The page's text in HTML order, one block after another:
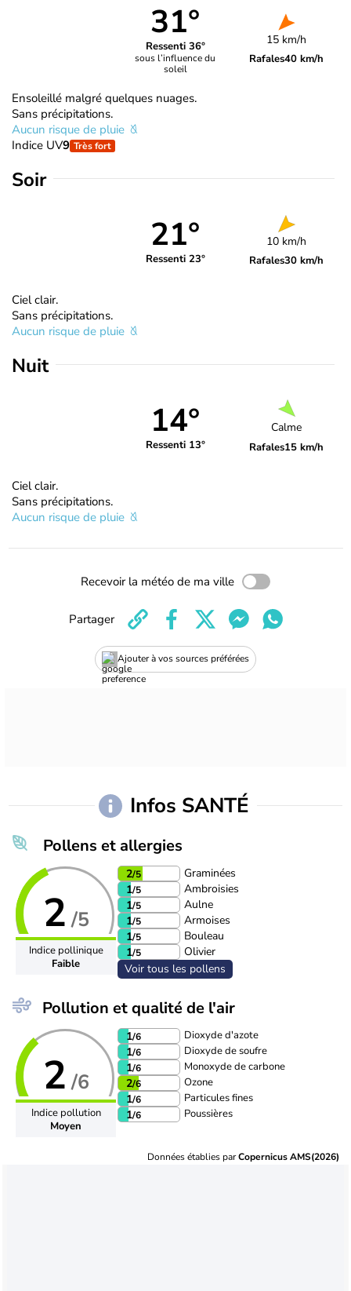
31°
Ressenti 36°
sous l’influence du
soleil
15 km/h
Rafales40 km/h
Ensoleillé malgré quelques nuages.
Sans précipitations.
Aucun risque de pluie
Indice UV9 Très fort
Soir
21°
Ressenti 23°
10 km/h
Rafales30 km/h
Ciel clair.
Sans précipitations.
Aucun risque de pluie
Nuit
14°
Ressenti 13°
Calme
Rafales15 km/h
Ciel clair.
Sans précipitations.
Aucun risque de pluie
Recevoir la météo de ma ville
Ajouter à vos sources préférées
Partager
Infos SANTÉ
Pollens et allergies
2 /5
Indice pollinique
Faible
2/5
Graminées
1/5
Ambroisies
1/5
Aulne
1/5
Armoises
1/5
Bouleau
1/5
Olivier
Voir tous les pollens
Pollution et qualité de l'air
2 /6
Indice pollution
Moyen
1/6 Dioxyde d'azote
1/6 Dioxyde de soufre
1/6 Monoxyde de carbone
2/6 Ozone
1/6 Particules fines
1/6 Poussières
Données établies parCopernicus AMS(2026)